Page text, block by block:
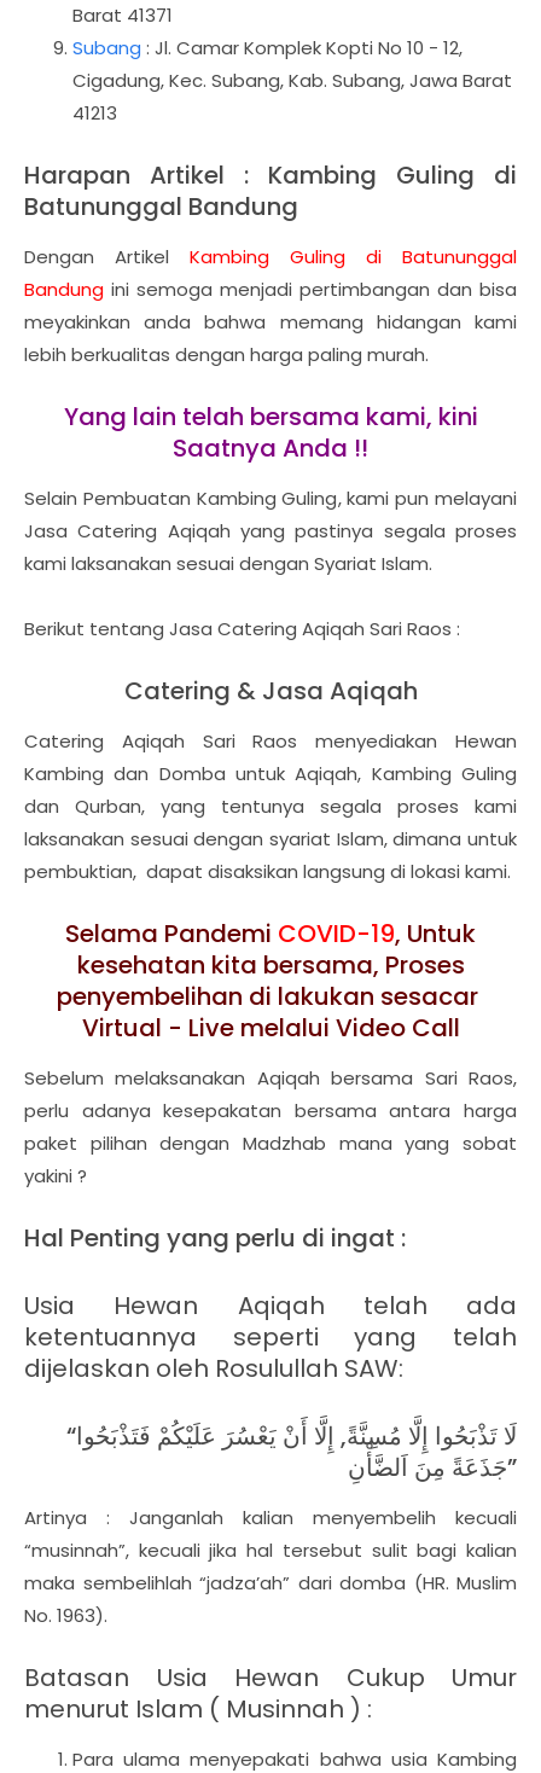
Barat 41371
Subang : Jl. Camar Komplek Kopti No 10 - 12,
Cigadung, Kec. Subang, Kab. Subang, Jawa Barat
41213
Harapan Artikel : Kambing Guling di
Batununggal Bandung
Dengan Artikel Kambing Guling di Batununggal
Bandung ini semoga menjadi pertimbangan dan bisa
meyakinkan anda bahwa memang hidangan kami
lebih berkualitas dengan harga paling murah.
Yang lain telah bersama kami, kini
Saatnya Anda !!
Selain Pembuatan Kambing Guling, kami pun melayani
Jasa Catering Aqiqah yang pastinya segala proses
kami laksanakan sesuai dengan Syariat Islam.
Berikut tentang Jasa Catering Aqiqah Sari Raos :
Catering & Jasa Aqiqah
Catering Aqiqah Sari Raos menyediakan Hewan
Kambing dan Domba untuk Aqiqah, Kambing Guling
dan Qurban, yang tentunya segala proses kami
laksanakan sesuai dengan syariat Islam, dimana untuk
pembuktian, dapat disaksikan langsung di lokasi kami.
Selama Pandemi COVID-19, Untuk
kesehatan kita bersama, Proses
penyembelihan di lakukan sesacar
Virtual - Live melalui Video Call
Sebelum melaksanakan Aqiqah bersama Sari Raos,
perlu adanya kesepakatan bersama antara harga
paket pilihan dengan Madzhab mana yang sobat
yakini ?
Hal Penting yang perlu di ingat :
Usia Hewan Aqiqah telah ada
ketentuannya seperti yang telah
dijelaskan oleh Rosulullah SAW:
“لَا تَذْبَحُوا إِلَّا مُسِنَّةً, إِلَّا أَنْ يَعْسُرَ عَلَيْكُمْ فَتَذْبَحُوا
جَذَعَةً مِنَ اَلضَّأْنِ”
Artinya : Janganlah kalian menyembelih kecuali
“musinnah”, kecuali jika hal tersebut sulit bagi kalian
maka sembelihlah “jadza’ah” dari domba (HR. Muslim
No. 1963).
Batasan Usia Hewan Cukup Umur
menurut Islam ( Musinnah ) :
Para ulama menyepakati bahwa usia Kambing